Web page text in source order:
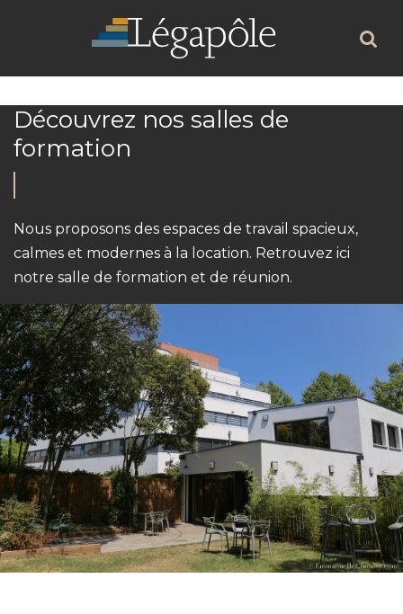
Découvrez nos salles de
formation
Nous proposons des espaces de travail spacieux,
calmes et modernes à la location. Retrouvez ici
notre salle de formation et de réunion.